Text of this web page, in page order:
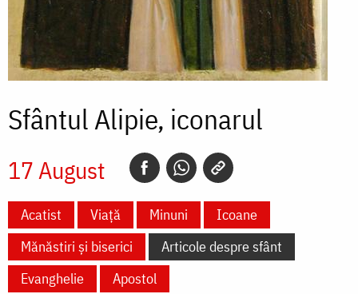
Sfântul Alipie, iconarul
17 August
Acatist Viață Minuni
Icoane
Mănăstiri și biserici
Articole despre sfânt
Evanghelie
Apostol